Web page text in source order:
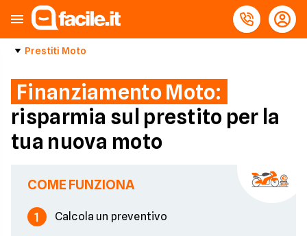
Prestiti Moto
Finanziamento Moto:
risparmia sul prestito per la
tua nuova moto
COME FUNZIONA
1 Calcola un preventivo